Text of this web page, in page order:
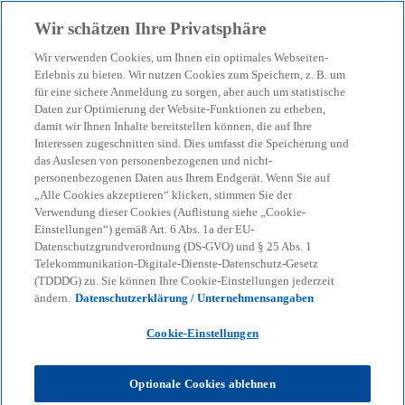
menu search
Torben Liedtke
Wir schätzen Ihre Privatsphäre
Wir verwenden Cookies, um Ihnen ein optimales Webseiten-
Erlebnis zu bieten. Wir nutzen Cookies zum Speichern, z. B. um
für eine sichere Anmeldung zu sorgen, aber auch um statistische
Daten zur Optimierung der Website-Funktionen zu erheben,
damit wir Ihnen Inhalte bereitstellen können, die auf Ihre
Interessen zugeschnitten sind. Dies umfasst die Speicherung und
das Auslesen von personenbezogenen und nicht-
personenbezogenen Daten aus Ihrem Endgerät. Wenn Sie auf
„Alle Cookies akzeptieren“ klicken, stimmen Sie der
Verwendung dieser Cookies (Auflistung siehe „Cookie-
Einstellungen“) gemäß Art. 6 Abs. 1a der EU-
Datenschutzgrundverordnung (DS-GVO) und § 25 Abs. 1
Telekommunikation-Digitale-Dienste-Datenschutz-Gesetz
(TDDDG) zu. Sie können Ihre Cookie-Einstellungen jederzeit
ändern. Datenschutzerklärung / Unternehmensangaben
Cookie-Einstellungen
Optionale Cookies ablehnen